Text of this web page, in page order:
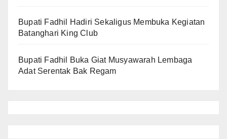
Bupati Fadhil Hadiri Sekaligus Membuka Kegiatan
Batanghari King Club
Bupati Fadhil Buka Giat Musyawarah Lembaga
Adat Serentak Bak Regam